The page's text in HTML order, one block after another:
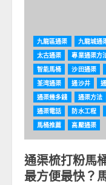
九龍區通渠 九龍城通
太古通渠
專業通渠方
智能馬桶
沙田通渠
荃湾通渠
通沙井
通渠幾多錢
通渠方法
通渠電話
防水工程
馬桶推薦
高壓通渠
通渠梳打粉馬
最方便最快？